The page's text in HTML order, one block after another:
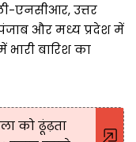
एनसीआर, उत्तर
पंजाब और मध्य प्रदेश में
बारिश का
को ढूंढ़ता